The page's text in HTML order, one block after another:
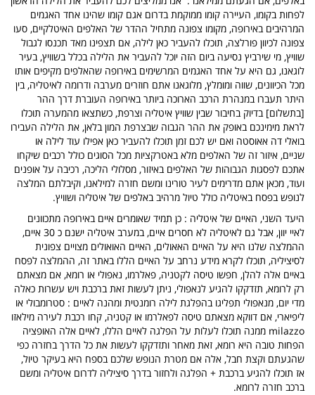
לפחות בקומו, העיירה קומו ממוקמת בדרום אגם קומו שהינו אחד האגמים
המרהיבים באירופה, מקומו צפונה מתחיל ההדר של האלפים האיטלקיים, סעו
צפונה לכיוון פורלצה, תוכלו להעביר כאן לילה, אם תצפינו מאד תכנסו לגבול
שוויץ, מי שירביץ נסיעה ביום הזה יוכל להעביר את הלילה בכלל בשוויץ, בעיר
לוגאנו, גם היא על אחד האגמים המרשימים באירופה שהאלפים מקיפים אותו
מכל הכיוונים, שווה ומומלץ, מלוגאנו אתם חוזרים מערבה ודרומה לאיטליה, בין
היתר תעברו במנהרת הרכב הארוכה ביותר באירופה העוברת דרך ההר
[בתשלום] בדיוק בחיבור שבין שוויץ איטליה וצרפת, כשתצאו מהמערה תוכלו
לראת מימינכם באופק את ההר הגבוה שבצרפת המון בלאן, את הלילה העבירו
בואלי דה אאוסטה ואם יש לכם זמן תוכלו להעביר כאן אפילו עוד לילה או
שניים, איזור זה של האלפים מלא באטרקציות מכל הסוגים כולל רכבים שיקחו
אתכם לפסגות הגבוהות של האלפים באיזור, מסלולי הליכה, רכיבה על אופנים
ועוד, מכאן אתם מדרימים לעיר טורינו ומשם חזרה למילאנו, וקיבלתם המלצה
לנופש בפסח באיטליה כולל טיול מרהיב באלפים של איטליה ושוויץ.
היעד השני, האיים של איטליה : כן תמיד שאומרים איים באירופה מתכוונים
לאיי יוון, אבל גם לאיטליה לא חסרים איים, במערב איטליה ישנם כ 30 איים,
ההמלצה שלנו היא על האיים האאולים, האיים האואולים מצויים צפונית
לסיציליה, תוכלו לקרא מידע נרחב על האיים הללו באתר זה, ההמלצה לפסח
באיים אלה להלן, חפשו טיסה לקטניה, פאלרמו, נאפולי או רומא, אם מצאתם
רק לרומא, תזדקקו להגיע לנאפולי, ניתן לעשות זאת ברכבת ויש עשרות כאלה
מדי יום, מנאפולי תפליגו בהפלגת לילה רומנטית ומהנה לאיים : סטרומבולי או
ליפיארי, אם דווקא מצאתם טיסה לפאלרמו או קטניה, קחו רכבת לעירה מילאזו
milazzo ממנה תוכלו לעלות על הפלגה לאיים הללו, לאיים אלה האופציה
הפחות טובה היא רומא, זאת מאחר ותזדקקו לעשות את כל הדרך בחזרה כפי
שהגעתם וקצת חבל, אלה אם מטרת הנופש שלכם בספח היא בעיקר טיול,
אז תוכלו להגיע ברכבת + הפלגה ולחזור בדרך סיציליה לדרום איטליה ומשם
ברכב חזרה לרומא.